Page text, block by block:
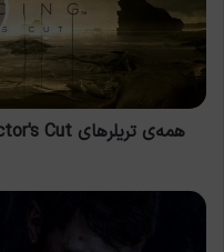
Director's
Cut
تماشا
کنید
The